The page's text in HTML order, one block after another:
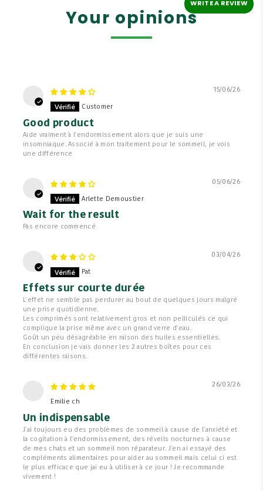
Your opinions
WRITE A REVIEW
15/06/26
Customer
Good product
Aide vraiment à l'endormissement alors que je suis une
insomniaque. Associé à mon traitement pour le sommeil, je vois
une différence
05/06/26
Arlette Demoustier
Wait for the result
Pas encore commencé
03/04/26
Pat
Effets sur courte durée
L'effet ne semble pas perdurer au bout de quelques jours malgré
une prise quotidienne.
Les comprimés sont relativement gros et non pelliculés ce qui
complique la prise même avec un grand verre d'eau.
Goût un peu désagréable en raison des huiles essentielles.
En conclusion je vais donner les 2 autres boîtes pour ces
différentes raisons.
26/03/26
Emilie ch
Un indispensable
J'ai toujours eu des problèmes de sommeil à cause de l'anxiété et
la cogitation à l'endormissement, des réveils nocturnes à cause
de mes chats et un sommeil non réparateur. J'en ai essayé des
compléments alimentaires pour aider au sommeil mais celui ci est
le plus efficace que jai eu à utiliser à ce jour ! Je recommande
vivement !